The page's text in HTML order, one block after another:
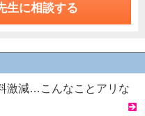
生に相談する
激減…こんなことアリな